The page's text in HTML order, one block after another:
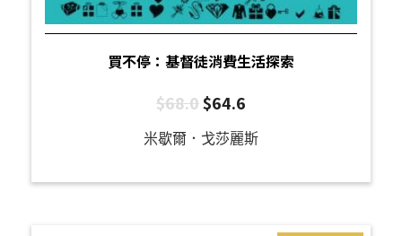
買不停：基督徒消費生活探索
$68.0$64.6
米歇爾．戈莎麗斯